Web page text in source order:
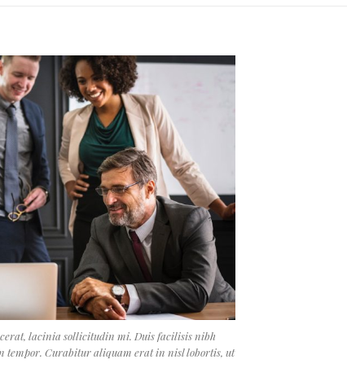
lacinia sollicitudin mi. Duis facilisis nibh
tempor. Curabitur aliquam erat in nisl lobortis, ut